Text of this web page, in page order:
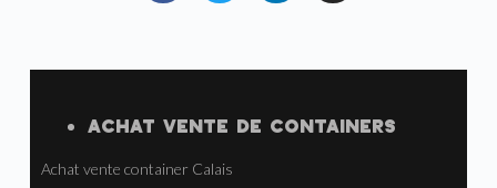
ACHAT VENTE DE CONTAINERS
Achat vente container Calais